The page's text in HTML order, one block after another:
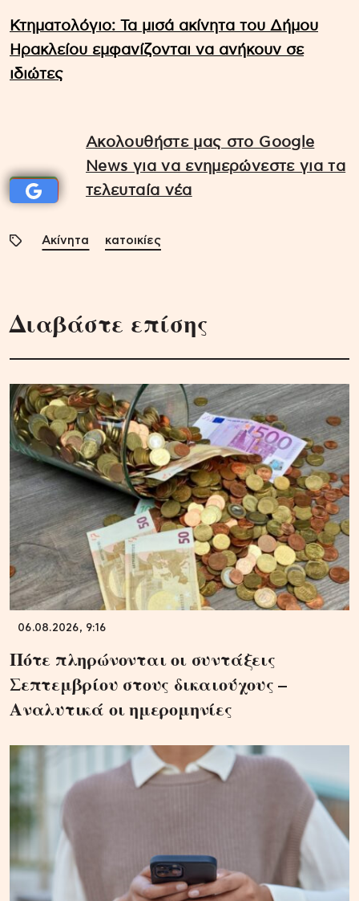
Κτηματολόγιο: Τα μισά ακίνητα του Δήμου
Ηρακλείου εμφανίζονται να ανήκουν σε
ιδιώτες
Ακολουθήστε μας στο Google
News για να ενημερώνεστε για τα
τελευταία νέα
Ακίνητα κατοικίες
Διαβάστε επίσης
06.08.2026, 9:16
Πότε πληρώνονται οι συντάξεις
Σεπτεμβρίου στους δικαιούχους –
Αναλυτικά οι ημερομηνίες